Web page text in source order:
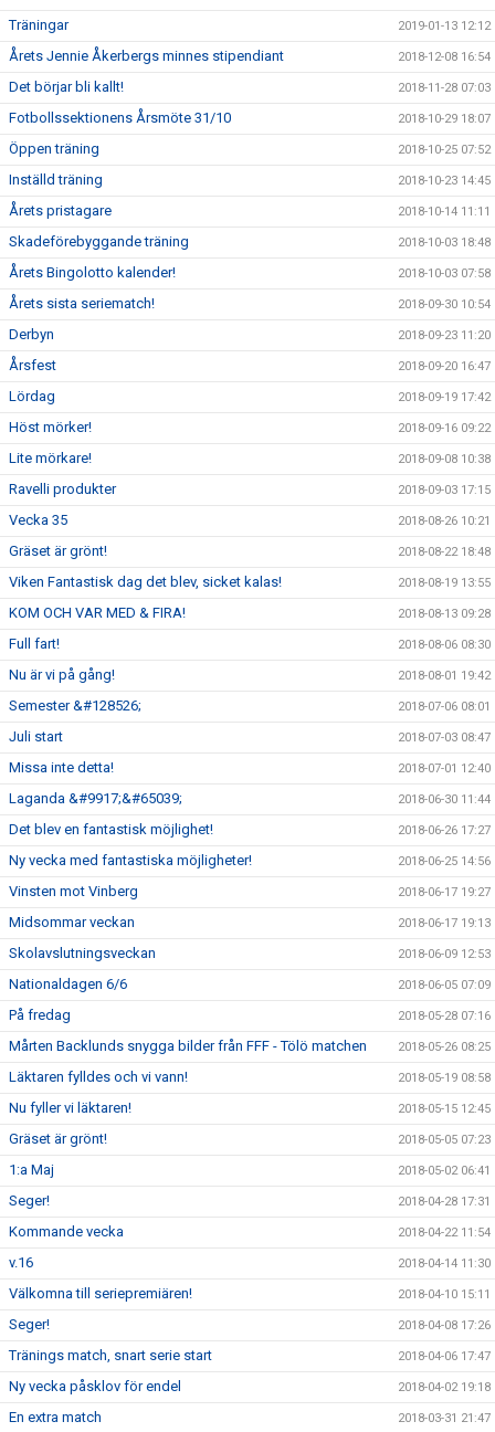
Träningar 2019-01-13 12:12
Årets Jennie Åkerbergs minnes stipendiant 2018-12-08 16:54
Det börjar bli kallt! 2018-11-28 07:03
Fotbollssektionens Årsmöte 31/10 2018-10-29 18:07
Öppen träning 2018-10-25 07:52
Inställd träning 2018-10-23 14:45
Årets pristagare 2018-10-14 11:11
Skadeförebyggande träning 2018-10-03 18:48
Årets Bingolotto kalender! 2018-10-03 07:58
Årets sista seriematch! 2018-09-30 10:54
Derbyn 2018-09-23 11:20
Årsfest 2018-09-20 16:47
Lördag 2018-09-19 17:42
Höst mörker! 2018-09-16 09:22
Lite mörkare! 2018-09-08 10:38
Ravelli produkter 2018-09-03 17:15
Vecka 35 2018-08-26 10:21
Gräset är grönt! 2018-08-22 18:48
Viken Fantastisk dag det blev, sicket kalas! 2018-08-19 13:55
KOM OCH VAR MED & FIRA! 2018-08-13 09:28
Full fart! 2018-08-06 08:30
Nu är vi på gång! 2018-08-01 19:42
Semester &#128526; 2018-07-06 08:01
Juli start 2018-07-03 08:47
Missa inte detta! 2018-07-01 12:40
Laganda &#9917;&#65039; 2018-06-30 11:44
Det blev en fantastisk möjlighet! 2018-06-26 17:27
Ny vecka med fantastiska möjligheter! 2018-06-25 14:56
Vinsten mot Vinberg 2018-06-17 19:27
Midsommar veckan 2018-06-17 19:13
Skolavslutningsveckan 2018-06-09 12:53
Nationaldagen 6/6 2018-06-05 07:09
På fredag 2018-05-28 07:16
Mårten Backlunds snygga bilder från FFF - Tölö matchen 2018-05-26 08:25
Läktaren fylldes och vi vann! 2018-05-19 08:58
Nu fyller vi läktaren! 2018-05-15 12:45
Gräset är grönt! 2018-05-05 07:23
1:a Maj 2018-05-02 06:41
Seger! 2018-04-28 17:31
Kommande vecka 2018-04-22 11:54
v.16 2018-04-14 11:30
Välkomna till seriepremiären! 2018-04-10 15:11
Seger! 2018-04-08 17:26
Tränings match, snart serie start 2018-04-06 17:47
Ny vecka påsklov för endel 2018-04-02 19:18
En extra match 2018-03-31 21:47